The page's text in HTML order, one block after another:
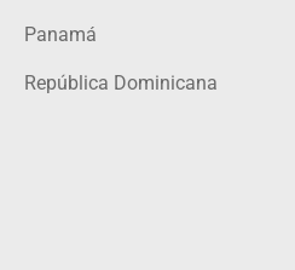
Panamá
República Dominicana